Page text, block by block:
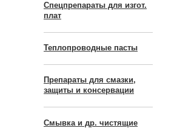
Спецпрепараты для изгот.
плат
Теплопроводные пасты
Препараты для смазки,
защиты и консервации
Смывка и др. чистящие